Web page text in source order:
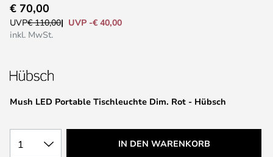
Anfang
der
Mush LED Portable Tischleuchte Dim. Rot - Hübsch
€ 70,00
UVP€ 110,00
UVP -€ 40,00
inkl. MwSt.
1 IN DEN WARENKORB